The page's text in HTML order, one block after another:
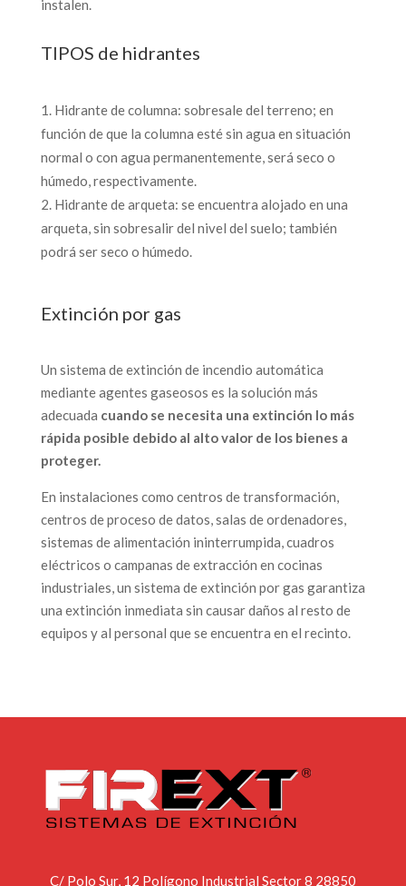
instalen.
TIPOS de hidrantes
Hidrante de columna: sobresale del terreno; en
función de que la columna esté sin agua en situación
normal o con agua permanentemente, será seco o
húmedo, respectivamente.
Hidrante de arqueta: se encuentra alojado en una
arqueta, sin sobresalir del nivel del suelo; también
podrá ser seco o húmedo.
Extinción por gas
Un sistema de extinción de incendio automática
mediante agentes gaseosos es la solución más
adecuada cuando se necesita una extinción lo más
rápida posible debido al alto valor de los bienes a
proteger.
En instalaciones como centros de transformación,
centros de proceso de datos, salas de ordenadores,
sistemas de alimentación ininterrumpida, cuadros
eléctricos o campanas de extracción en cocinas
industriales, un sistema de extinción por gas garantiza
una extinción inmediata sin causar daños al resto de
equipos y al personal que se encuentra en el recinto.
C/ Polo Sur, 12 Polígono Industrial Sector 8 28850